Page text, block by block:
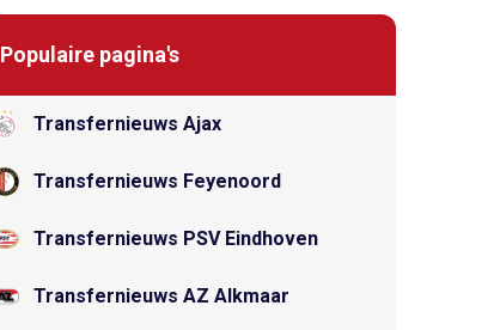
Populaire pagina's
Transfernieuws Ajax
Transfernieuws Feyenoord
Transfernieuws PSV Eindhoven
Transfernieuws AZ Alkmaar